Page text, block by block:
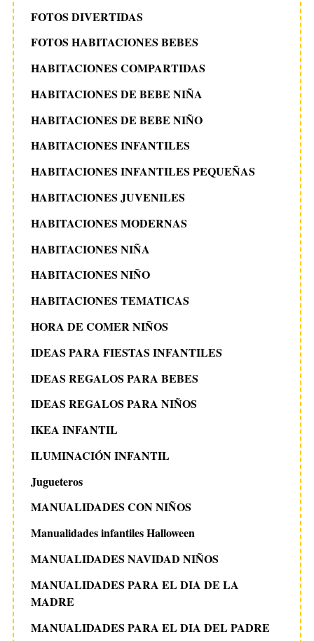
FOTOS DIVERTIDAS
FOTOS HABITACIONES BEBES
HABITACIONES COMPARTIDAS
HABITACIONES DE BEBE NIÑA
HABITACIONES DE BEBE NIÑO
HABITACIONES INFANTILES
HABITACIONES INFANTILES PEQUEÑAS
HABITACIONES JUVENILES
HABITACIONES MODERNAS
HABITACIONES NIÑA
HABITACIONES NIÑO
HABITACIONES TEMATICAS
HORA DE COMER NIÑOS
IDEAS PARA FIESTAS INFANTILES
IDEAS REGALOS PARA BEBES
IDEAS REGALOS PARA NIÑOS
IKEA INFANTIL
ILUMINACIÓN INFANTIL
Jugueteros
MANUALIDADES CON NIÑOS
Manualidades infantiles Halloween
MANUALIDADES NAVIDAD NIÑOS
MANUALIDADES PARA EL DIA DE LA
MADRE
MANUALIDADES PARA EL DIA DEL PADRE